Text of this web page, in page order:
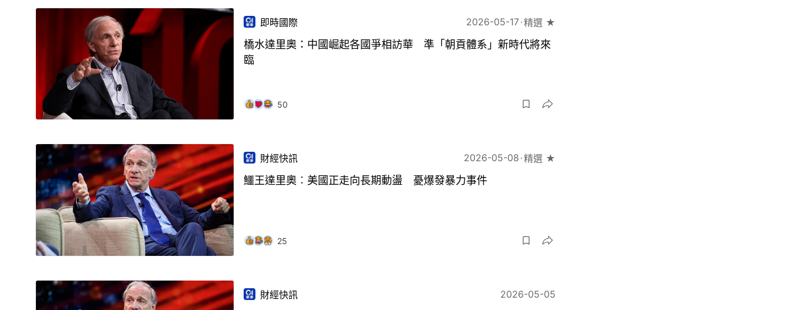
即時國際 2026-05-17 精選 ★
橋水達里奧：中國崛起各國爭相訪華 準「朝貢體系」新時代將來
臨
50
財經快訊 2026-05-08 精選 ★
鱷王達里奧︰美國正走向長期動盪 憂爆發暴力事件
25
財經快訊 2026-05-05